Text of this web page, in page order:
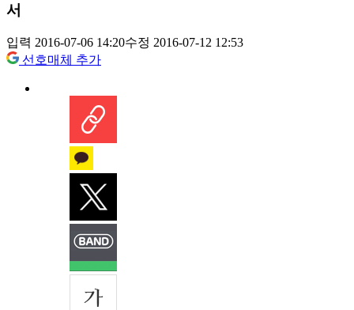
서
입력 2016-07-06 14:20수정 2016-07-12 12:53
선호매체 추가